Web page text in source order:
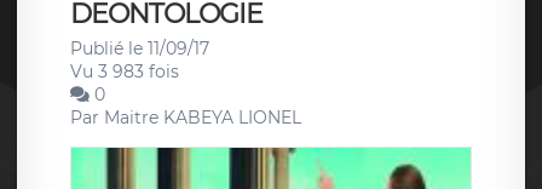
DEONTOLOGIE
Publié le 11/09/17
Vu 3 983 fois
0
Par Maitre KABEYA LIONEL